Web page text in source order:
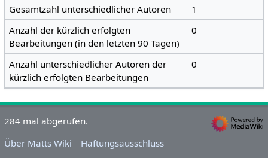
Gesamtzahl unterschiedlicher Autoren
1
Anzahl der kürzlich erfolgten
Bearbeitungen (in den letzten 90 Tagen)
0
Anzahl unterschiedlicher Autoren der
kürzlich erfolgten Bearbeitungen
0
284 mal abgerufen.
Über Matts Wiki
Haftungsausschluss